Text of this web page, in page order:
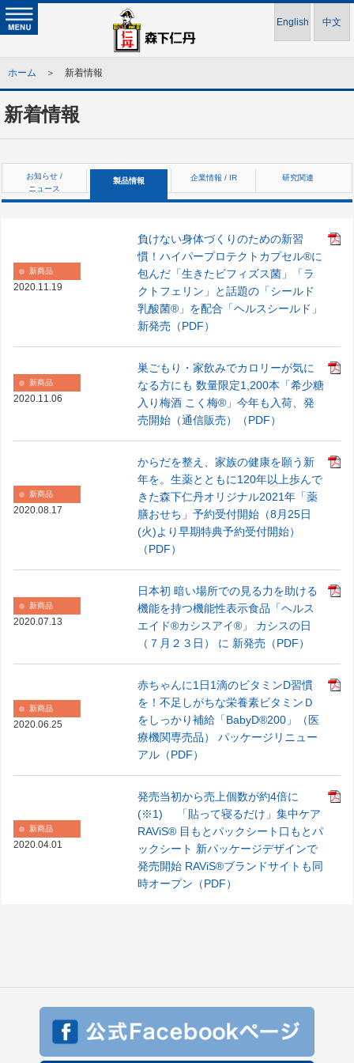
English 中文
ホーム ＞ 新着情報
新着情報
お知らせ /
ニュース
製品情報 企業情報 / IR 研究関連
新商品
2020.11.19
負けない身体づくりのための新習
慣！ハイパープロテクトカプセル®に
包んだ「生きたビフィズス菌」「ラ
クトフェリン」と話題の「シールド
乳酸菌®」を配合「ヘルスシールド」
新発売（PDF）
新商品
2020.11.06
巣ごもり・家飲みでカロリーが気に
なる方にも 数量限定1,200本「希少糖
入り梅酒 こく梅®」今年も入荷、発
売開始（通信販売）（PDF）
新商品
2020.08.17
からだを整え、家族の健康を願う新
年を。生薬とともに120年以上歩んで
きた森下仁丹オリジナル2021年「薬
膳おせち」予約受付開始（8月25日
(火)より早期特典予約受付開始）
（PDF）
新商品
2020.07.13
日本初 暗い場所での見る力を助ける
機能を持つ機能性表示食品「ヘルス
エイド®カシスアイ®」 カシスの日
（７月２３日） に 新発売（PDF）
新商品
2020.06.25
赤ちゃんに1日1滴のビタミンD習慣
を！不足しがちな栄養素ビタミンＤ
をしっかり補給「BabyD®200」（医
療機関専売品） パッケージリニュー
アル（PDF）
新商品
2020.04.01
発売当初から売上個数が約4倍に
(※1) 「貼って寝るだけ」集中ケア
RAViS® 目もとパックシート口もとパ
ックシート 新パッケージデザインで
発売開始 RAViS®ブランドサイトも同
時オープン（PDF）